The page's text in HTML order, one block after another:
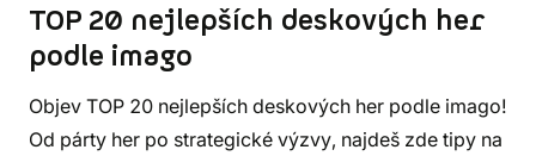
TOP 20 nejlepších deskových her
podle imago
Objev TOP 20 nejlepších deskových her podle imago!
Od párty her po strategické výzvy, najdeš zde tipy na